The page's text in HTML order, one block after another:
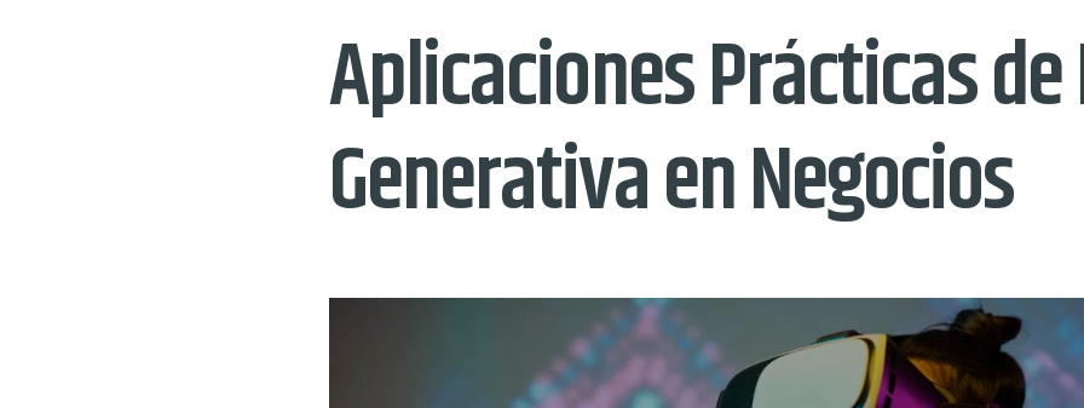
Aplicaciones Prácticas de
Generativa en Negocios